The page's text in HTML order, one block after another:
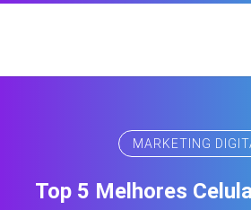
MARKETING
Top 5 Melhores